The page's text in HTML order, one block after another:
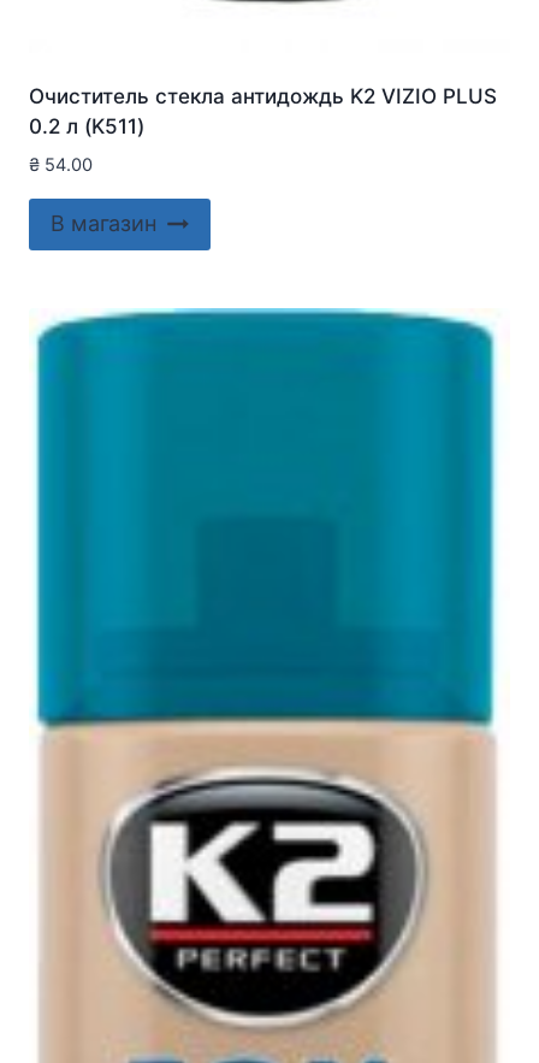
Очиститель стекла антидождь K2 VIZIO PLUS
0.2 л (K511)
₴ 54.00
В магазин